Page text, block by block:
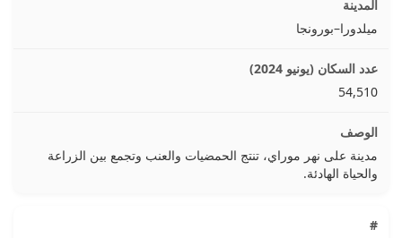
ميلدورا–بورونجا
54,510
مدينة على نهر موراي، تنتج الحمضيات والعنب وتجمع بين الزراعة
والحياة الهادئة.